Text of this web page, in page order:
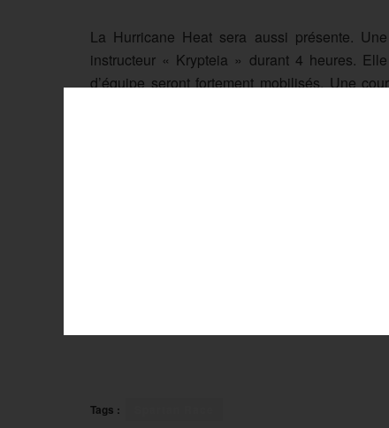
La Hurricane Heat sera aussi présente.
instructeur « Krypteia » durant 4 heures.
d’équipe seront fortement mobilisés. Une
Tags :